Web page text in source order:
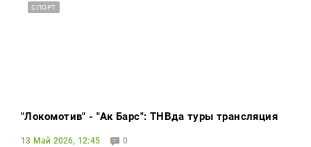
СПОРТ
"Локомотив" - "Ак Барс": ТНВда туры трансляция
13 Май 2026, 12:45 0